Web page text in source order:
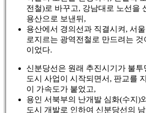
전철)로 바꾸고, 강남대로 노선을
용산으로 보낸뒤,
용산에서 경의선과 직결시켜, 서
로지르는 광역전철로 만드려는
이었다.
신분당선은 원래 추진시기가 불투
도시 사업이 시작되면서, 판교를
이 가속도가 붙었고,
용인 서북부의 난개발 심화(수지)
도시 개발로 인하여 신분당선의